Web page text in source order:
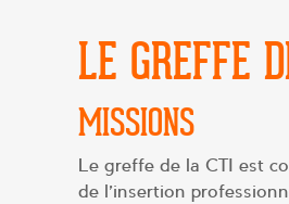
LE GREFFE
MISSIONS
Le greffe de la CTI est
de l’insertion